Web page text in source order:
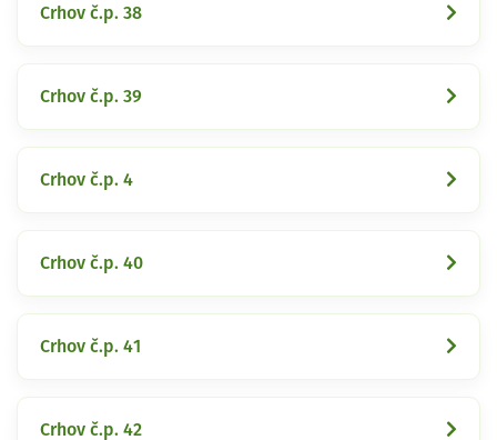
Crhov č.p. 38
Crhov č.p. 39
Crhov č.p. 4
Crhov č.p. 40
Crhov č.p. 41
Crhov č.p. 42